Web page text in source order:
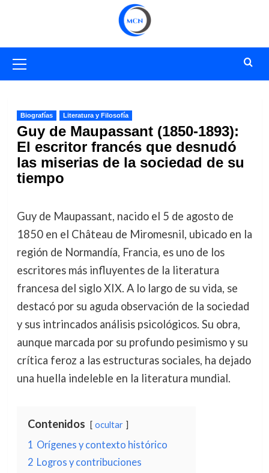
primario
Biografías Literatura y Filosofía
Guy de Maupassant (1850-1893):
El escritor francés que desnudó
las miserias de la sociedad de su
tiempo
Guy de Maupassant, nacido el 5 de agosto de
1850 en el Château de Miromesnil, ubicado en la
región de Normandía, Francia, es uno de los
escritores más influyentes de la literatura
francesa del siglo XIX. A lo largo de su vida, se
destacó por su aguda observación de la sociedad
y sus intrincados análisis psicológicos. Su obra,
aunque marcada por su profundo pesimismo y su
crítica feroz a las estructuras sociales, ha dejado
una huella indeleble en la literatura mundial.
Contenidos ocultar
1 Orígenes y contexto histórico
2 Logros y contribuciones